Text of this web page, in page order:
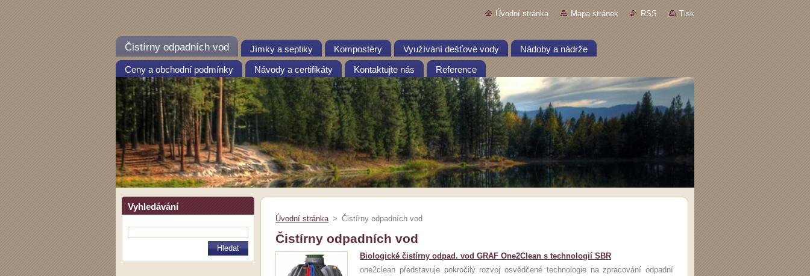
Úvodní stránka Mapa stránek RSS Tisk
Čistírny odpadních vod Jímky a septiky Kompostéry Využívání dešťové vody Nádoby a nádrže
Ceny a obchodní podmínky Návody a certifikáty Kontaktujte nás Reference
Vyhledávání
Úvodní stránka > Čistírny odpadních vod
Čistírny odpadních vod
Biologické čistírny odpad. vod GRAF One2Clean s technologií SBR
one2clean představuje pokročilý rozvoj osvědčené technologie na zpracování odpadní